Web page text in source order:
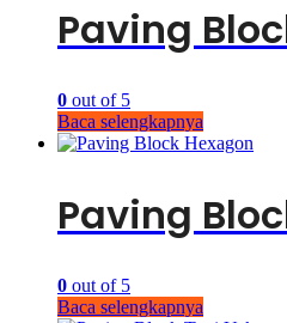
Paving
0 out of 5
Baca selengkapnya
Paving
0 out of 5
Baca selengkapnya